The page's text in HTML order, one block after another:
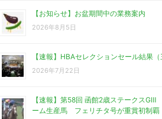
【お知らせ】お盆期間中の業務案内
2026年8月5日
【速報】HBAセレクションセール結果（
2026年7月22日
【速報】第58回 函館2歳ステークス
ーム生産馬 フェリチタ号が重賞初制覇